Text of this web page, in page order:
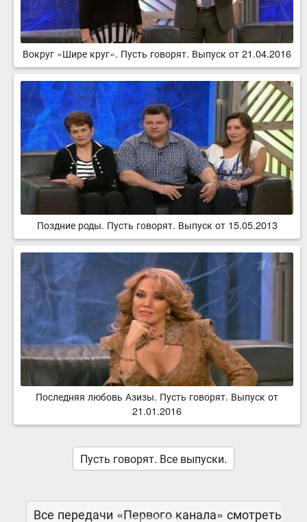
Вокруг «Шире круг». Пусть говорят. Выпуск от 21.04.2016
Поздние роды. Пусть говорят. Выпуск от 15.05.2013
Последняя любовь Азизы. Пусть говорят. Выпуск от
21.01.2016
Пусть говорят. Все выпуски.
Все передачи «Первого канала» смотреть